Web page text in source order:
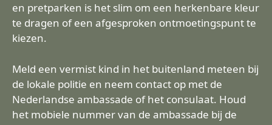
en pretparken is het slim om een herkenbare kleur
te dragen of een afgesproken ontmoetingspunt te
kiezen.
Meld een vermist kind in het buitenland meteen bij
de lokale politie en neem contact op met de
Nederlandse ambassade of het consulaat. Houd
het mobiele nummer van de ambassade bij de